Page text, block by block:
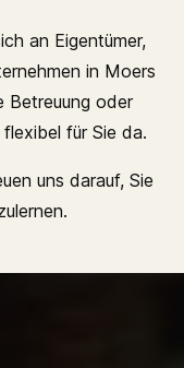
an Eigentümer,
in Moers
Betreuung oder
für Sie da.
uns darauf, Sie